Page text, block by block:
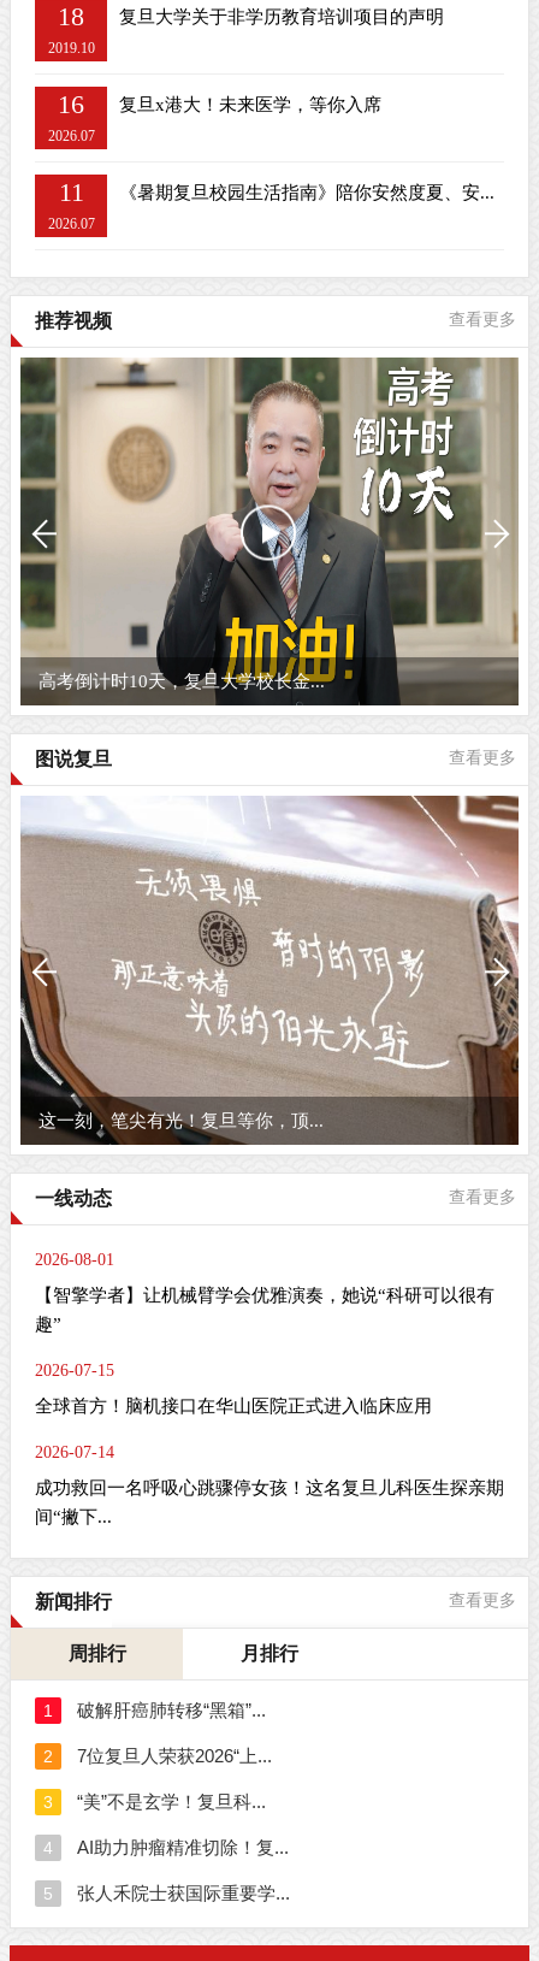
18
2019.10
复旦大学关于非学历教育培训项目的声明
16
2026.07
复旦x港大！未来医学，等你入席
11
2026.07
《暑期复旦校园生活指南》陪你安然度夏、安...
推荐视频 查看更多
高考倒计时10天，复旦大学校长金...
图说复旦 查看更多
这一刻，笔尖有光！复旦等你，顶...
一线动态 查看更多
2026-08-01
【智擎学者】让机械臂学会优雅演奏，她说“科研可以很有
趣”
2026-07-15
全球首方！脑机接口在华山医院正式进入临床应用
2026-07-14
成功救回一名呼吸心跳骤停女孩！这名复旦儿科医生探亲期
间“撇下...
新闻排行 查看更多
周排行 月排行